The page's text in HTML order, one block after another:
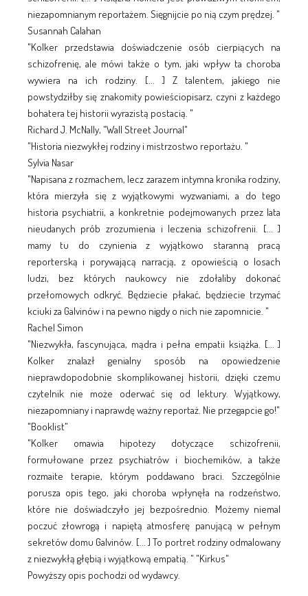
niezapomnianym reportażem. Sięgnijcie po nią czym prędzej. "
Susannah Calahan
"Kolker przedstawia doświadczenie osób cierpiących na
schizofrenię, ale mówi także o tym, jaki wpływ ta choroba
wywiera na ich rodziny. [... ] Z talentem, jakiego nie
powstydziłby się znakomity powieściopisarz, czyni z każdego
bohatera tej historii wyrazistą postacią. "
Richard J. McNally, "Wall Street Journal"
"Historia niezwykłej rodziny i mistrzostwo reportażu. "
Sylvia Nasar
"Napisana z rozmachem, lecz zarazem intymna kronika rodziny,
która mierzyła się z wyjątkowymi wyzwaniami, a do tego
historia psychiatrii, a konkretnie podejmowanych przez lata
nieudanych prób zrozumienia i leczenia schizofrenii. [... ]
mamy tu do czynienia z wyjątkowo staranną pracą
reporterską i porywającą narracją, z opowieścią o losach
ludzi, bez których naukowcy nie zdołaliby dokonać
przełomowych odkryć. Będziecie płakać, będziecie trzymać
kciuki za Galvinów i na pewno nigdy o nich nie zapomnicie. "
Rachel Simon
"Niezwykła, fascynująca, mądra i pełna empatii książka. [... ]
Kolker znalazł genialny sposób na opowiedzenie
nieprawdopodobnie skomplikowanej historii, dzięki czemu
czytelnik nie może oderwać się od lektury. Wyjątkowy,
niezapomniany i naprawdę ważny reportaż. Nie przegapcie go!"
"Booklist"
"Kolker omawia hipotezy dotyczące schizofrenii,
formułowane przez psychiatrów i biochemików, a także
rozmaite terapie, którym poddawano braci. Szczególnie
porusza opis tego, jaki choroba wpłynęła na rodzeństwo,
które nie doświadczyło jej bezpośrednio. Możemy niemal
poczuć złowrogą i napiętą atmosferę panującą w pełnym
sekretów domu Galvinów. [... ] To portret rodziny odmalowany
z niezwykłą głębią i wyjątkową empatią. " "Kirkus"
Powyższy opis pochodzi od wydawcy.